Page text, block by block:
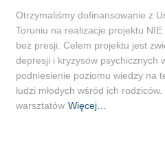
Otrzymaliśmy dofinansowanie z
Toruniu na realizacje projektu
bez presji. Celem projektu jest
depresji i kryzysów psychicznych
podniesienie poziomu wiedzy na
ludzi młodych wśród ich
warsztatów Więcej…